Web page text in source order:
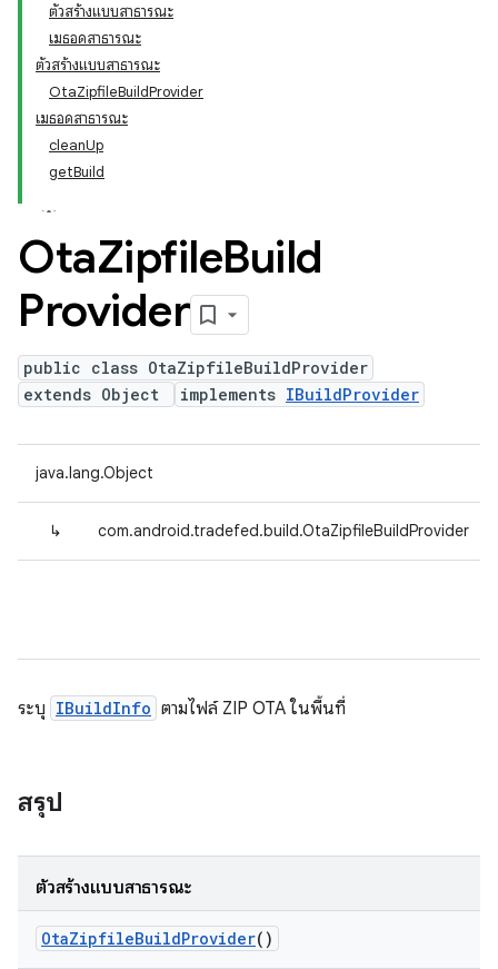
ตัวสร้างแบบสาธารณะ
เมธอดสาธารณะ
ตัวสร้างแบบสาธารณะ
OtaZipfileBuildProvider
เมธอดสาธารณะ
cleanUp
getBuild
OtaZipfileBuild
Provider
public class OtaZipfileBuildProvider
extends Object
implements IBuildProvider
java.lang.Object
↳ com.android.tradefed.build.OtaZipfileBuildProvider
ระบุ IBuildInfo ตามไฟล์ ZIP OTA ในพื้นที่
สรุป
ตัวสร้างแบบสาธารณะ
OtaZipfileBuildProvider()